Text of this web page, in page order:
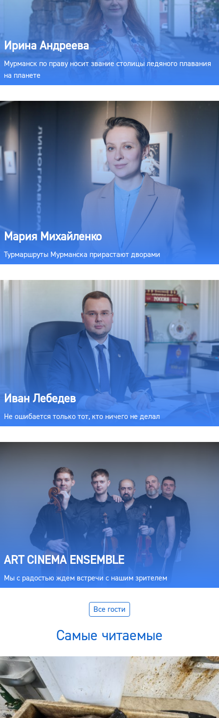
Ирина Андреева
Мурманск по праву носит звание столицы ледяного плавания
на планете
Мария Михайленко
Турмаршруты Мурманска прирастают дворами
Иван Лебедев
Не ошибается только тот, кто ничего не делал
ART CINEMA ENSEMBLE
Мы с радостью ждем встречи с нашим зрителем
Все гости
Самые читаемые